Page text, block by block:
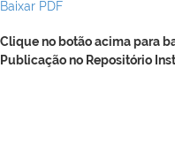
Baixar PDF
Clique no botão acima para
Publicação no Repositório